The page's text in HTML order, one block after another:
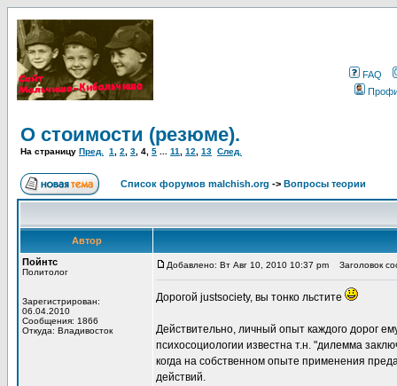
FAQ
О стоимости (резюме).
На страницу Пред. 1 2 3 4 5 11 12 13 След.
Список форумов malchish.org -> Вопросы теории
Автор
Пойнтс
Политолог
Зарегистрирован:
06.04.2010
Сообщения: 1866
Откуда: Владивосток
Добавлено: Вт Авг 10, 2010 10:37 pm Заголовок
Дорогой justsociety, вы тонко льстите
Действительно, личный опыт каждого дорог
психосоциологии известна т.н. "дилемма
когда на собственном опыте применения
действий.